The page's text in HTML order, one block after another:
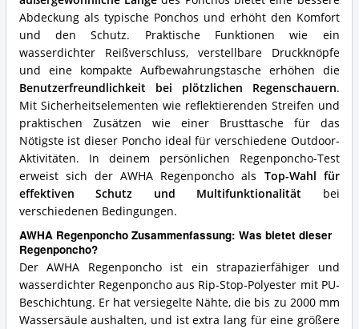
Abdeckung als typische Ponchos und erhöht den Komfort
und den Schutz. Praktische Funktionen wie ein
wasserdichter Reißverschluss, verstellbare Druckknöpfe
und eine kompakte Aufbewahrungstasche erhöhen die
Benutzerfreundlichkeit bei plötzlichen Regenschauern.
Mit Sicherheitselementen wie reflektierenden Streifen und
praktischen Zusätzen wie einer Brusttasche für das
Nötigste ist dieser Poncho ideal für verschiedene Outdoor-
Aktivitäten. In deinem persönlichen Regenponcho-Test
erweist sich der AWHA Regenponcho als Top-Wahl für
effektiven Schutz und Multifunktionalität bei
verschiedenen Bedingungen.
AWHA Regenponcho Zusammenfassung: Was bietet dieser
Regenponcho?
Der AWHA Regenponcho ist ein strapazierfähiger und
wasserdichter Regenponcho aus Rip-Stop-Polyester mit PU-
Beschichtung. Er hat versiegelte Nähte, die bis zu 2000 mm
Wassersäule aushalten, und ist extra lang für eine größere